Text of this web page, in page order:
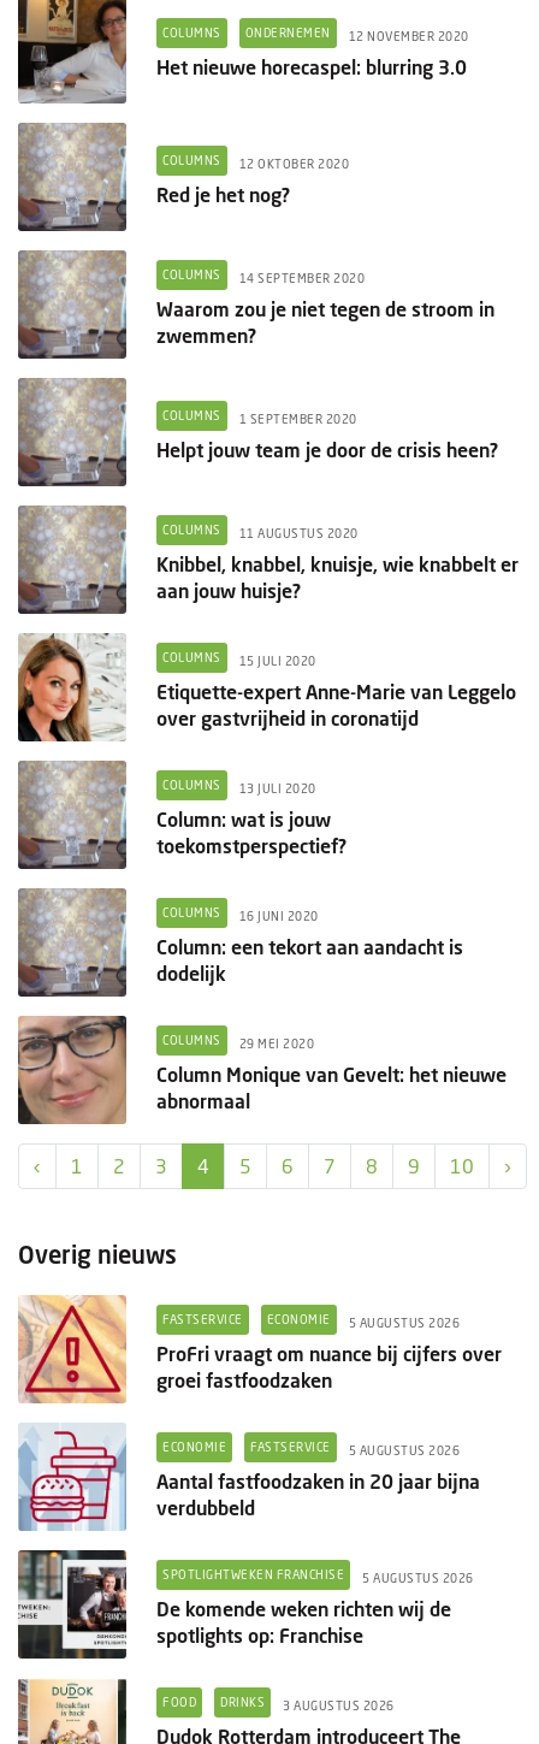
COLUMNS ONDERNEMEN 12 NOVEMBER 2020
Het nieuwe horecaspel: blurring 3.0
COLUMNS 12 OKTOBER 2020
Red je het nog?
COLUMNS 14 SEPTEMBER 2020
Waarom zou je niet tegen de stroom in
zwemmen?
COLUMNS 1 SEPTEMBER 2020
Helpt jouw team je door de crisis heen?
COLUMNS 11 AUGUSTUS 2020
Knibbel, knabbel, knuisje, wie knabbelt er
aan jouw huisje?
COLUMNS 15 JULI 2020
Etiquette-expert Anne-Marie van Leggelo
over gastvrijheid in coronatijd
COLUMNS 13 JULI 2020
Column: wat is jouw
toekomstperspectief?
COLUMNS 16 JUNI 2020
Column: een tekort aan aandacht is
dodelijk
COLUMNS 29 MEI 2020
Column Monique van Gevelt: het nieuwe
abnormaal
‹ 1 2 3 4 5 6 7 8 9 10 ›
Overig nieuws
FASTSERVICE ECONOMIE 5 AUGUSTUS 2026
ProFri vraagt om nuance bij cijfers over
groei fastfoodzaken
ECONOMIE FASTSERVICE 5 AUGUSTUS 2026
Aantal fastfoodzaken in 20 jaar bijna
verdubbeld
SPOTLIGHTWEKEN FRANCHISE 5 AUGUSTUS 2026
De komende weken richten wij de
spotlights op: Franchise
FOOD DRINKS 3 AUGUSTUS 2026
Dudok Rotterdam introduceert The